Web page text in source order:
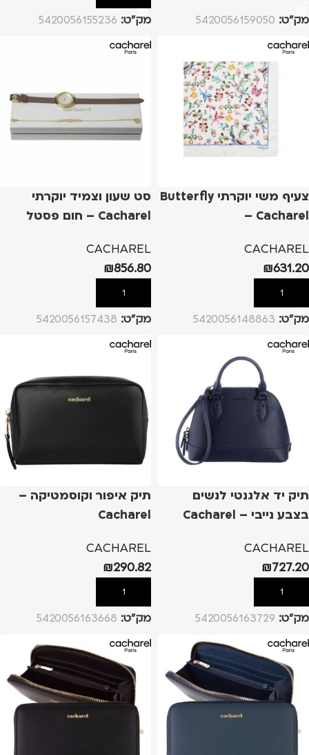
מק”ט: 5420056159050 מק”ט: 5420056155236
צעיף משי יוקרתי Butterfly
– Cacharel
CACHAREL
₪631.20
הוספה לסל
מק”ט: 5420056148863
סט שעון וצמיד יוקרתי
Cacharel – חום פסטל
CACHAREL
₪856.80
הוספה לסל
מק”ט: 5420056157438
תיק יד אלגנטי לנשים
בצבע נייבי – Cacharel
CACHAREL
₪727.20
הוספה לסל
מק”ט: 5420056163729
תיק איפור וקוסמטיקה –
Cacharel
CACHAREL
₪290.82
הוספה לסל
מק”ט: 5420056163668